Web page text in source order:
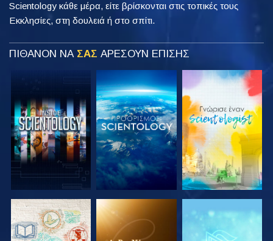
Scientology κάθε μέρα, είτε βρίσκονται στις τοπικές τους
Εκκλησίες, στη δουλειά ή στο σπίτι.
ΠΙΘΑΝΟΝ ΝΑ ΣΑΣ ΑΡΕΣΟΥΝ ΕΠΙΣΗΣ
ΕΞΕΡΕΥΝΗΣΤΕ
ΕΞΕΡΕΥΝΗΣΤΕ
ΕΞΕΡΕΥΝΗΣΤΕ